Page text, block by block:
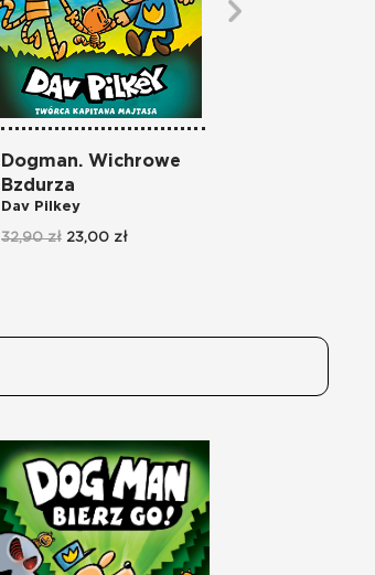
Dogman. Wichrowe
Bzdurza
Dav Pilkey
32,90 zł 23,00 zł